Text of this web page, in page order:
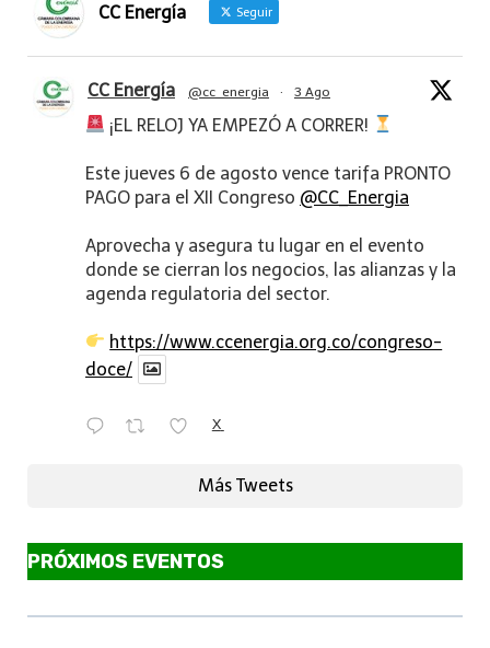
CC Energía Seguir
CC Energía @cc_energia · 3 Ago
¡EL RELOJ YA EMPEZÓ A CORRER!
Este jueves 6 de agosto vence tarifa PRONTO
PAGO para el XII Congreso @CC_Energia
Aprovecha y asegura tu lugar en el evento
donde se cierran los negocios, las alianzas y la
agenda regulatoria del sector.
https://www.ccenergia.org.co/congreso-
doce/
X
Más Tweets
PRÓXIMOS EVENTOS